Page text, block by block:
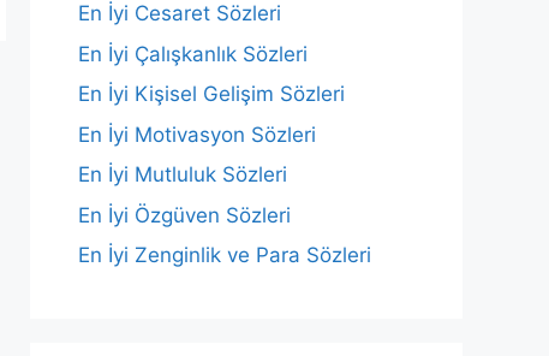
En İyi Cesaret Sözleri
En İyi Çalışkanlık Sözleri
En İyi Kişisel Gelişim Sözleri
En İyi Motivasyon Sözleri
En İyi Mutluluk Sözleri
En İyi Özgüven Sözleri
En İyi Zenginlik ve Para Sözleri